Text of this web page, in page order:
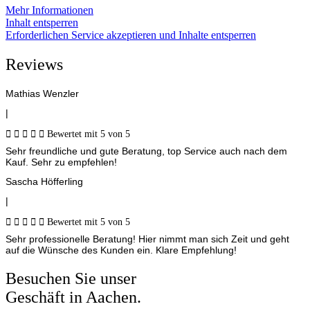
Mehr Informationen
Inhalt entsperren
Erforderlichen Service akzeptieren und Inhalte entsperren
Reviews
Mathias Wenzler
|
     Bewertet mit 5 von 5
Sehr freundliche und gute Beratung, top Service auch nach dem
Kauf. Sehr zu empfehlen!
Sascha Höfferling
|
     Bewertet mit 5 von 5
Sehr professionelle Beratung! Hier nimmt man sich Zeit und geht
auf die Wünsche des Kunden ein. Klare Empfehlung!
Besuchen Sie unser
Geschäft in Aachen.